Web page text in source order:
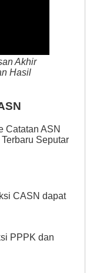
Akhir
Hasil
Catatan ASN
Seputar
CASN dapat
PPPK dan